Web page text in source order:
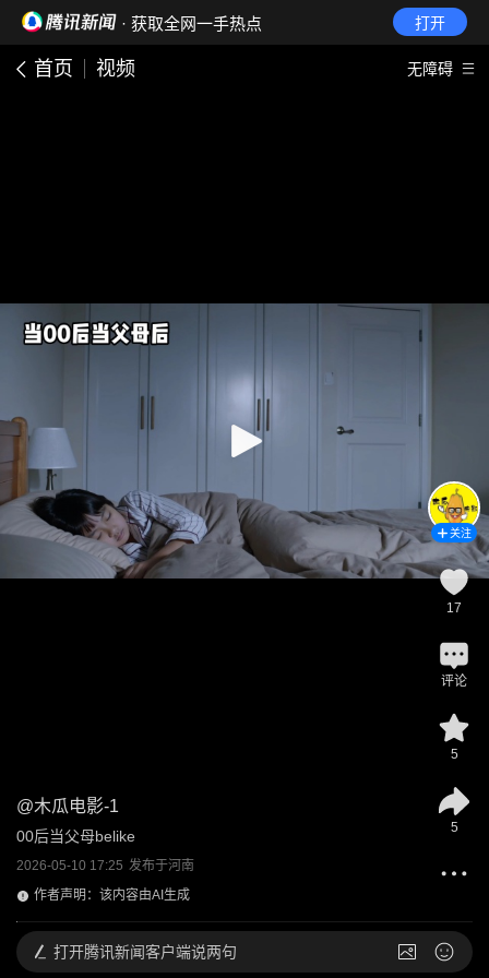
· 获取全网一手热点 打开
首页 视频 无障碍
@木瓜电影-1
00后当父母belike
2026-05-10 17:25 发布于河南
作者声明：该内容由AI生成
关注
17
评论
5
5
打开腾讯新闻客户端说两句